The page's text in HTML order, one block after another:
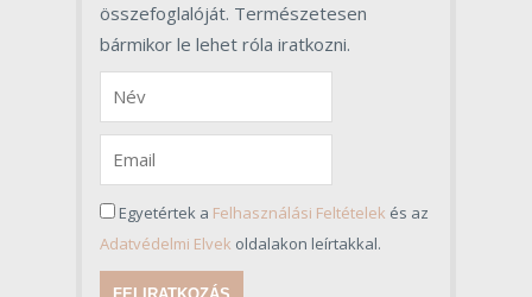
összefoglalóját. Természetesen
bármikor le lehet róla iratkozni.
Egyetértek a Felhasználási Feltételek és az
Adatvédelmi Elvek oldalakon leírtakkal.